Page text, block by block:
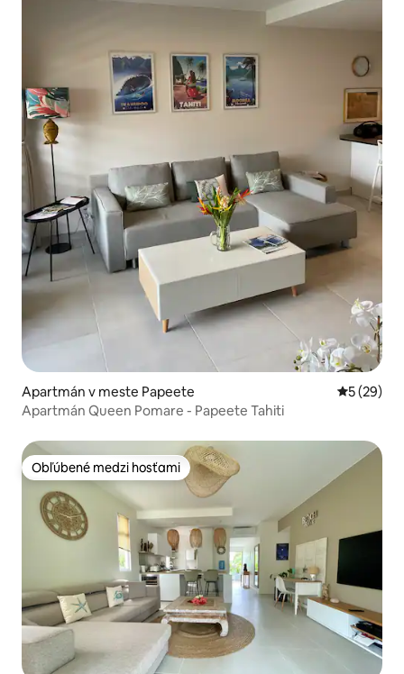
Apartmán v meste Papeete
5 (29)
Apartmán Queen Pomare - Papeete Tahiti
Obľúbené medzi hosťami
Obľúbené medzi hosťami